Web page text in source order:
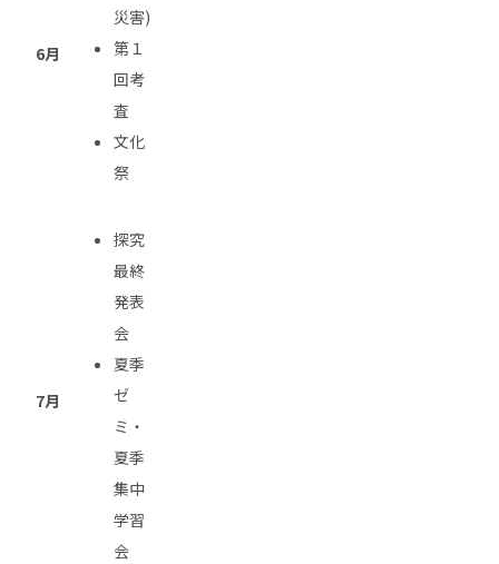
6月
災害)
第１
回考
査
文化
祭
7月
探究
最終
発表
会
夏季
ゼ
ミ・
夏季
集中
学習
会